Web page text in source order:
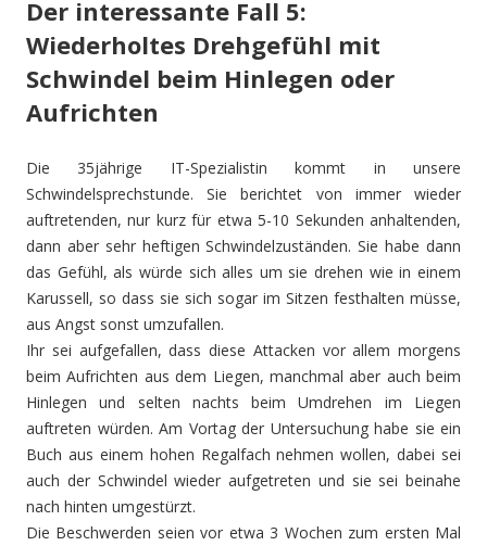
Der interessante Fall 5:
Wiederholtes Drehgefühl mit
Schwindel beim Hinlegen oder
Aufrichten
Die 35jährige IT-Spezialistin kommt in unsere
Schwindelsprechstunde. Sie berichtet von immer wieder
auftretenden, nur kurz für etwa 5-10 Sekunden anhaltenden,
dann aber sehr heftigen Schwindelzuständen. Sie habe dann
das Gefühl, als würde sich alles um sie drehen wie in einem
Karussell, so dass sie sich sogar im Sitzen festhalten müsse,
aus Angst sonst umzufallen.
Ihr sei aufgefallen, dass diese Attacken vor allem morgens
beim Aufrichten aus dem Liegen, manchmal aber auch beim
Hinlegen und selten nachts beim Umdrehen im Liegen
auftreten würden. Am Vortag der Untersuchung habe sie ein
Buch aus einem hohen Regalfach nehmen wollen, dabei sei
auch der Schwindel wieder aufgetreten und sie sei beinahe
nach hinten umgestürzt.
Die Beschwerden seien vor etwa 3 Wochen zum ersten Mal